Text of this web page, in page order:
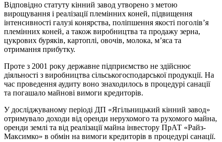
Відповідно статуту кінний завод утворено з метою
вирощування і реалізації племінних коней, підвищення
інтенсивності галузі конярства, поліпшення якості поголів’я
племінних коней, а також виробництва та продажу зерна,
цукрових буряків, картоплі, овочів, молока, м’яса та
отримання прибутку.
Проте з 2001 року державне підприємство не здійснює
діяльності з виробництва сільськогосподарської продукції. На
час проведення аудиту воно знаходилось в процедурі санації
та погашало майнові вимоги кредиторів.
У досліджуваному періоді ДП «Ягільницький кінний завод»
отримувало доходи від оренди нерухомого та рухомого майна,
оренди землі та від реалізації майна інвестору ПрАТ «Райз-
Максимко» в обмін на вимоги кредиторів в процедурі санації.